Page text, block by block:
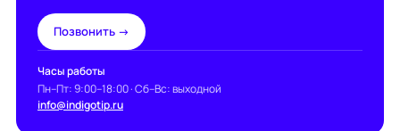
Позвонить →
Часы работы
Пн–Пт: 9:00–18:00 · Сб–Вс: выходной
info@indigotip.ru